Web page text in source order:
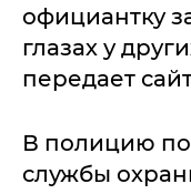
официантку
глазах у
передает
В полицию
службы